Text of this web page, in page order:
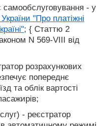
самообслуговування - у
України "Про платіжні
; { Статтю 2
N 569-VIII від
розрахункових
попереднє
та облік вартості
- реєстратор